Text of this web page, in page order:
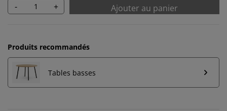
- + Ajouter au panier
Produits recommandés
Tables basses